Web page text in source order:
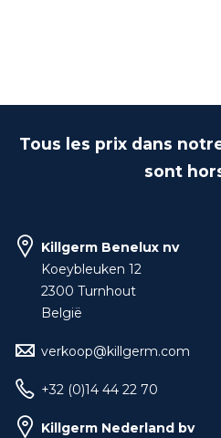
Tous les prix dans
sont
Killgerm Benelux nv
Koeybleuken 12
2300 Turnhout
België
verkoop@killgerm.com
+32 (0)14 44 22 70
Killgerm Nederland bv